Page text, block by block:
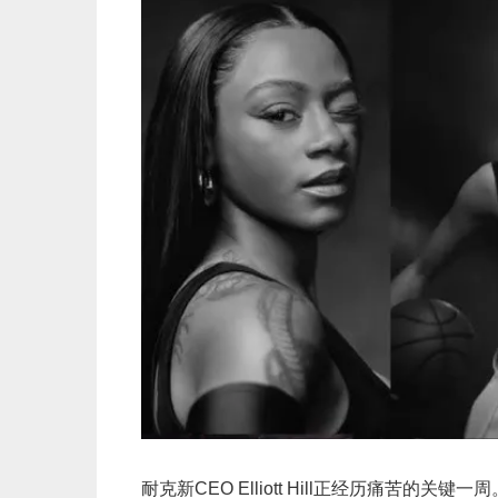
耐克新CEO Elliott Hill正经历痛苦的关键一